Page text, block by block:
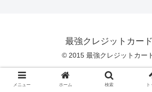
最強クレジットカード
© 2015 最強クレジットカー
メニュー ホーム 検索